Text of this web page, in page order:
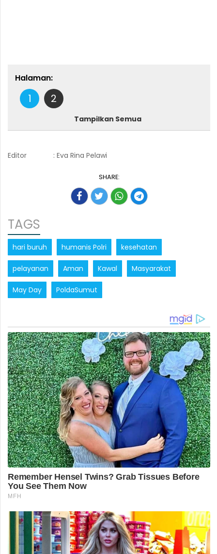
Halaman:
1 2
Tampilkan Semua
Editor : Eva Rina Pelawi
SHARE:
TAGS
hari buruh humanis Polri kesehatan
pelayanan Aman Kawal Masyarakat
May Day PoldaSumut